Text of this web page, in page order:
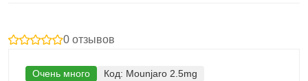
0 отзывов
Очень много Код: Mounjaro 2.5mg